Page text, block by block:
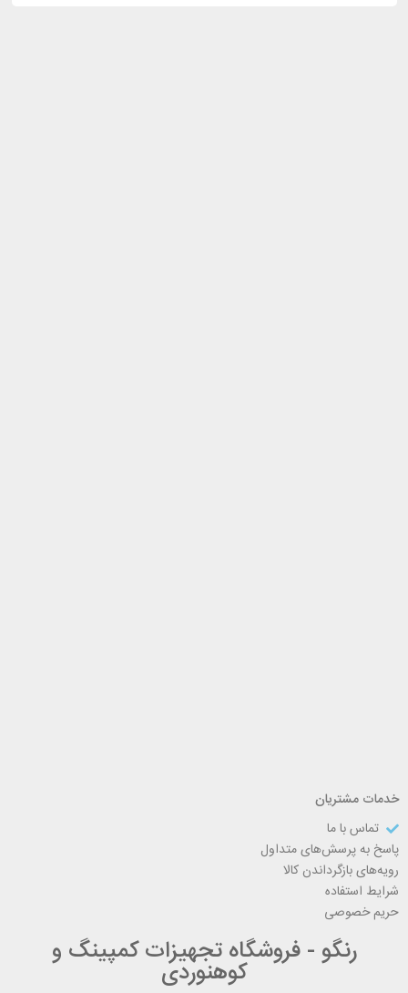
خدمات مشتریان
تماس با ما
پاسخ به پرسش‌های متداول
رویه‌های بازگرداندن کالا
شرایط استفاده
حریم خصوصی
رنگو - فروشگاه تجهیزات کمپینگ و
کوهنوردی